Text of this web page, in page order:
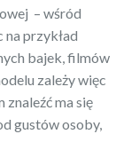
– wśród
przykład
bajek, filmów
zależy więc
ma się
gustów osoby,